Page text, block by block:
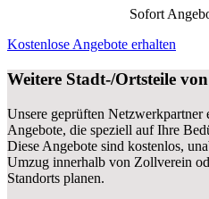
Sofort
Kostenlose Angebote erhalten
Weitere Stadt-/Ortsteile von
Unsere geprüften
Angebote, die speziell auf Ihre
Diese Angebote sind kostenlos,
Umzug innerhalb von Zollverein
Standorts planen.